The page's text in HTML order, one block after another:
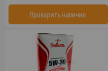
Проверить наличие